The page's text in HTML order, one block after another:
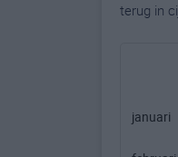
terug in
januari